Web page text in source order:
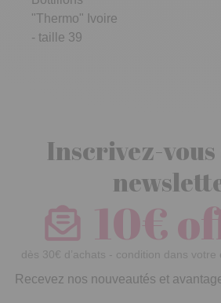
"Thermo" Ivoire
- taille 39
Inscrivez-
10€
dès 30€ d’achats - condition dans
Recevez nos nouveautés et